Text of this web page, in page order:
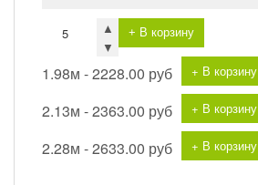
▲
▼
+ В корзину
1.98м -2228.00 руб + В корзину
2.13м -2363.00 руб + В корзину
2.28м -2633.00 руб + В корзину